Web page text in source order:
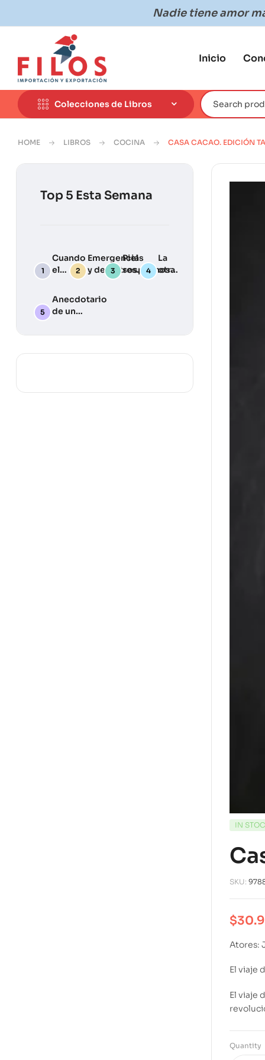
Nadie tiene amor
Inicio
Colecciones de Libros
HOME LIBROS COCINA CASA CACAO. EDICIÓN
IN
SKU:
$
Atores:
El viaje
El viaje
Quantity
Top 5 Esta Semana
Cuando
el
Deber
Llama
Emergencias
y desastres:
Una guía
práctica
para
Piel
sospechosa
La
otra
Anecdotario
de un
silvestre … y